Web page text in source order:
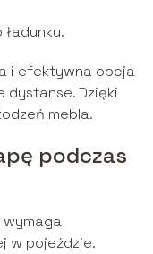
i efektywna opcja
dystanse. Dzięki
mebla.
podczas
w pojeździe.